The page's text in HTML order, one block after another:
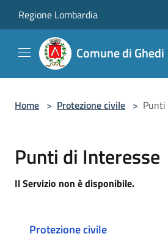
Regione Lombardia
Comune di Ghedi
Home > Protezione civile > Punti
Punti di Interesse
Il Servizio non è disponibile.
Protezione civile